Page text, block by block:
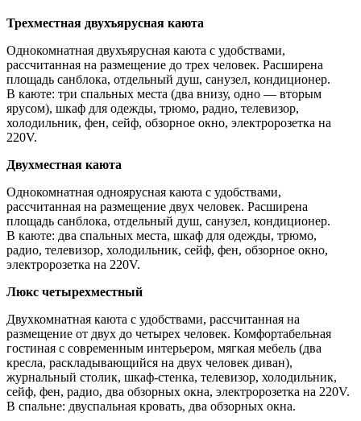
Трехместная двухъярусная каюта
Однокомнатная двухъярусная каюта с удобствами,
рассчитанная на размещение до трех человек. Расширена
площадь санблока, отдельный душ, санузел, кондиционер.
В каюте: три спальных места (два внизу, одно — вторым
ярусом), шкаф для одежды, трюмо, радио, телевизор,
холодильник, фен, сейф, обзорное окно, электророзетка на
220V.
Двухместная каюта
Однокомнатная одноярусная каюта с удобствами,
рассчитанная на размещение двух человек. Расширена
площадь санблока, отдельный душ, санузел, кондиционер.
В каюте: два спальных места, шкаф для одежды, трюмо,
радио, телевизор, холодильник, сейф, фен, обзорное окно,
электророзетка на 220V.
Люкс четырехместный
Двухкомнатная каюта с удобствами, рассчитанная на
размещение от двух до четырех человек. Комфортабельная
гостиная с современным интерьером, мягкая мебель (два
кресла, раскладывающийся на двух человек диван),
журнальный столик, шкаф-стенка, телевизор, холодильник,
сейф, фен, радио, два обзорных окна, электророзетка на 220V.
В спальне: двуспальная кровать, два обзорных окна.